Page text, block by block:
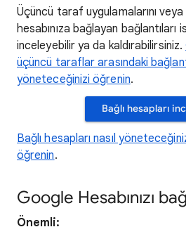
Üçüncü taraf uygulamalarını
hesabınıza bağlayan bağlantıları
inceleyebilir ya da kaldırabilirsiniz.
üçüncü taraflar arasındaki
yöneteceğinizi öğrenin.
Bağlı hesapları
Bağlı hesapları nasıl
öğrenin.
Google Hesabınızı
Önemli: